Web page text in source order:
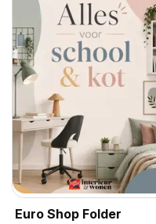
Euro Shop Folder